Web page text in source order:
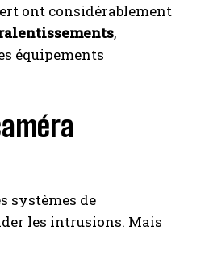
ont considérablement
,
équipements
systèmes de
les intrusions. Mais